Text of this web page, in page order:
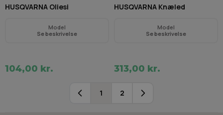
HUSQVARNA Oliesi
Model
Se beskrivelse
104,00 kr.
HUSQVARNA Knæled
Model
Se beskrivelse
313,00 kr.
Du læser i øjeblikket side
1 Side
2